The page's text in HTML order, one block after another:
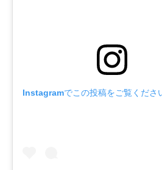
Instagramでこの投稿をご覧くださ